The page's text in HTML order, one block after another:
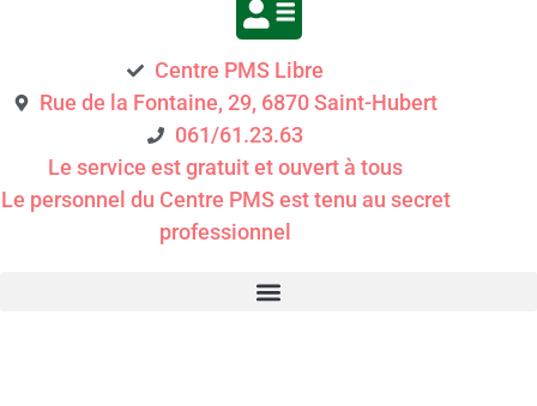
Centre PMS Libre
Rue de la Fontaine, 29, 6870 Saint-Hubert
061/61.23.63
Le service est gratuit et ouvert à tous
Le personnel du Centre PMS est tenu au secret
professionnel